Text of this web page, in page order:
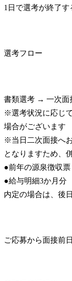
1日で選考が終了す
選考フロー
書類選考 → 一次
※選考状況に応じ
場合がございます
※当日二次面接へ
となりますため、
●前年の源泉徴収票
●給与明細3か月分
内定の場合は、後
ご応募から面接前